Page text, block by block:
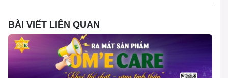
BÀI VIẾT LIÊN QUAN